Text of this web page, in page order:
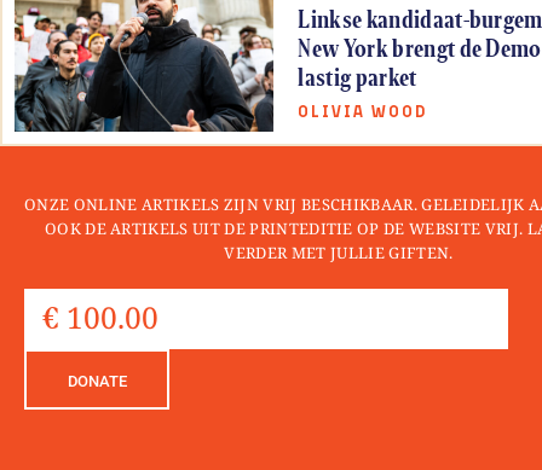
Linkse kandidaat-
New York brengt de
lastig parket
OLIVIA WOOD
ONZE ONLINE ARTIKELS ZIJN VRIJ BESCHIKBAAR. GELEIDELIJK
OOK DE ARTIKELS UIT DE PRINTEDITIE OP DE WEBSITE VRIJ.
VERDER MET JULLIE GIFTEN.
DONATE